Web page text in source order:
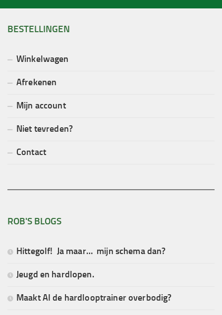
BESTELLINGEN
Winkelwagen
Afrekenen
Mijn account
Niet tevreden?
Contact
ROB'S BLOGS
Hittegolf! Ja maar… mijn schema dan?
Jeugd en hardlopen.
Maakt AI de hardlooptrainer overbodig?